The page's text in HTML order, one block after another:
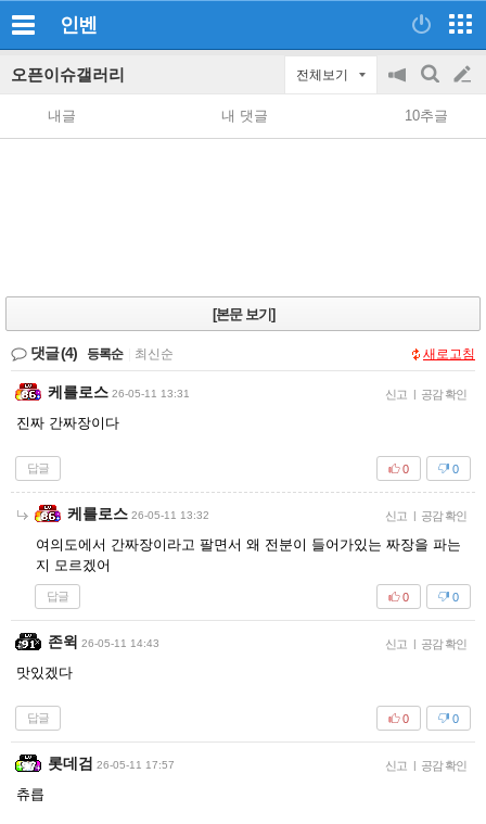
인벤
오픈이슈갤러리 전체보기
공
지
on/off
검
색
글
쓰
내글 내 댓글 10추글
[본문 보기]
댓글(4) 등록순 최신순 새로고침
케를로스 26-05-11 13:31 신고 | 공감 확인
진짜 간짜장이다
답글 0
0
케를로스 26-05-11 13:32 신고 | 공감 확인
여의도에서 간짜장이라고 팔면서 왜 전분이 들어가있는 짜장을 파는
지 모르겠어
답글 0
0
존윅 26-05-11 14:43 신고 | 공감 확인
맛있겠다
답글 0
0
롯데검 26-05-11 17:57 신고 | 공감 확인
츄릅